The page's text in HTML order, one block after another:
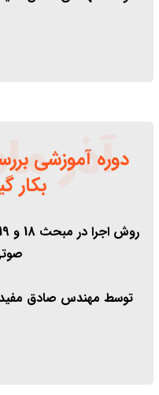
آذر ماه
دوره آموزشی
بکار
توسط مهندس صادق